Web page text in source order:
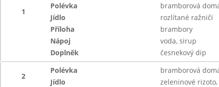
1
Polévka
bramborová
Jídlo
rozlítané ražniči
Příloha
brambory
Nápoj
voda, sirup
Doplněk
česnekový dip
2
Polévka
bramborová
Jídlo
zeleninové